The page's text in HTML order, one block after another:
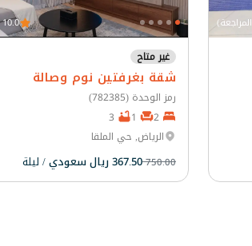
10.0 (1 المراجعة)
غير متاح
شقة بغرفتين نوم وصالة
رمز الوحدة (782385)
الرياض, حي الملقا
750.00367.50 ريال سعودي / ليلة